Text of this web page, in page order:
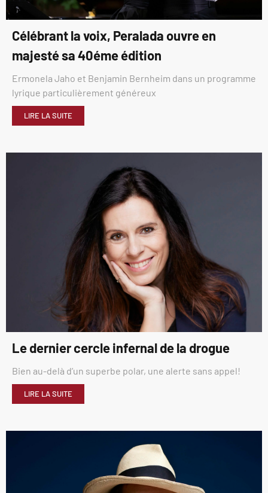
Célébrant la voix, Peralada ouvre en
majesté sa 40éme édition
Ermonela Jaho et Benjamin Bernheim dans un programme
lyrique particulièrement généreux
LIRE LA SUITE
Le dernier cercle infernal de la drogue
Bien au-delà d’un superbe polar, une alerte sans appel!
LIRE LA SUITE